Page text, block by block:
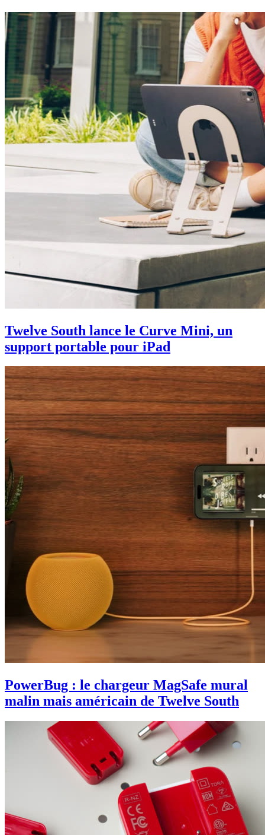
Twelve South lance le Curve Mini, un
support portable pour iPad
PowerBug : le chargeur MagSafe mural
malin mais américain de Twelve South